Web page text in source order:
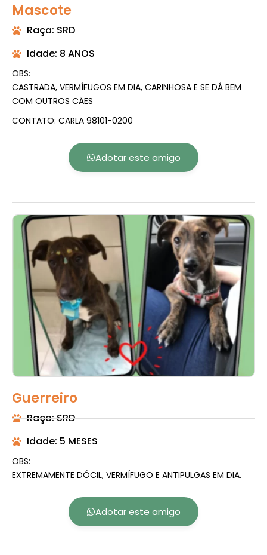
Mascote
Raça: SRD
Idade: 8 ANOS
OBS:
CASTRADA, VERMÍFUGOS EM DIA, CARINHOSA E SE DÁ BEM
COM OUTROS CÃES
CONTATO: CARLA 98101-0200
Adotar este amigo
Guerreiro
Raça: SRD
Idade: 5 MESES
OBS:
EXTREMAMENTE DÓCIL, VERMÍFUGO E ANTIPULGAS EM DIA.
Adotar este amigo